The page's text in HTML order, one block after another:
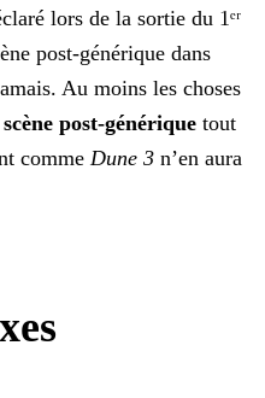
lors de la sortie du 1ᵉʳ
post-générique dans
Au moins les choses
post-générique tout
comme Dune 3 n’en aura